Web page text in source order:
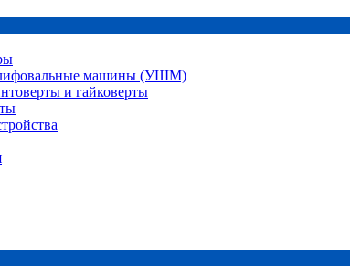
машины (УШМ)
и гайковерты